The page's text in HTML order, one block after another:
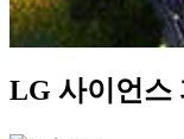
LG 사이언스